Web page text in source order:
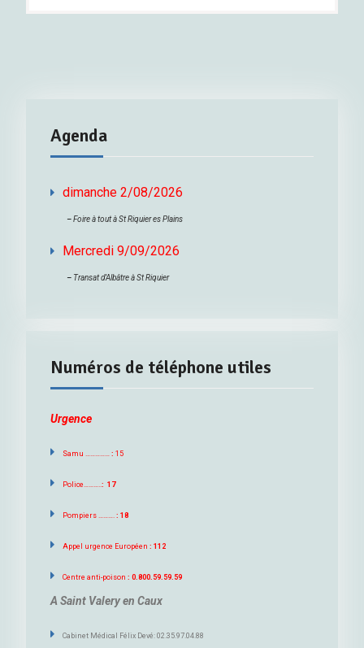
Agenda
dimanche 2/08/2026
–Foire à tout à St Riquier es Plains
Mercredi 9/09/2026
– Transat d’Albâtre à St Riquier
Numéros de téléphone utiles
Urgence
Samu …………… : 15
Police……….. : 17
Pompiers ………. : 18
Appel urgence Européen : 112
Centre anti-poison : 0.800.59.59.59
A Saint Valery en Caux
Cabinet Médical Félix Devé: 02.35.97.04.88